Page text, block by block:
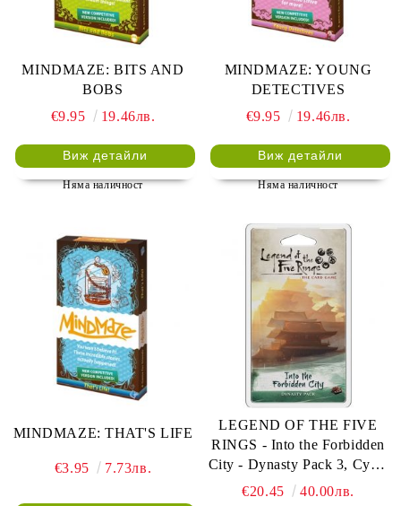
MINDMAZE: BITS AND
BOBS
€9.95
19.46лв.
Виж детайли
Няма наличност
MINDMAZE: YOUNG
DETECTIVES
€9.95
19.46лв.
Виж детайли
Няма наличност
MINDMAZE: THAT'S LIFE
€3.95 7.73лв.
LEGEND OF THE FIVE
RINGS - Into the Forbidden
City - Dynasty Pack 3, Cycle
1
€20.45 40.00лв.